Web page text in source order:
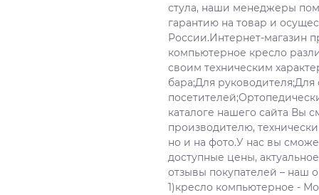
стула, наши менеджеры
гарантию на товар и
России.Интернет-магазин
компьютерное кресло
своим техническим
бара;Для
каталоге нашего сайта Вы
производителю,
но и на фото.У нас вы
доступные цены,
отзывы покупателей – наш
1)кресло компьютерное -